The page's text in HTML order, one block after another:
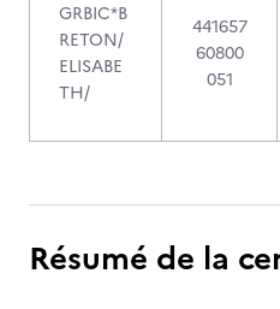
GRBIC*B
RETON/
ELISABE
TH/
441657
60800
051
Résumé de la